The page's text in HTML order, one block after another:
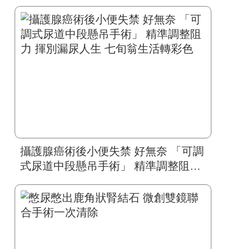
攝護腺癌術後小便失禁 好無奈 「可調
式尿道中段懸吊手術」 精準調整阻力